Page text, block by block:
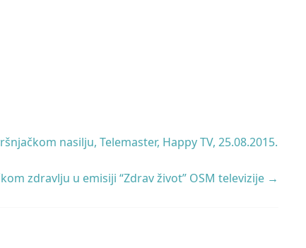
nasilju, Telemaster, Happy TV, 25.08.2015.
zdravlju u emisiji “Zdrav život” OSM televizije →